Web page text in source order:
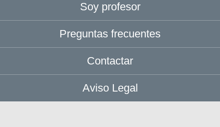
Soy profesor
Preguntas frecuentes
Contactar
Aviso Legal